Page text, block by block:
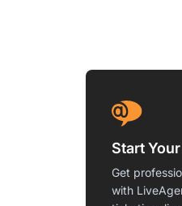
Start
Get
with